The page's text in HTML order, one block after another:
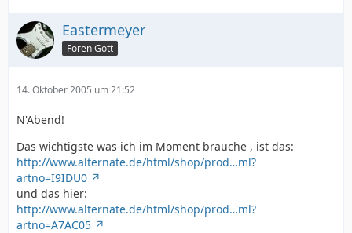
Eastermeyer
Foren Gott
14. Oktober 2005 um 21:52
N'Abend!
Das wichtigste was ich im Moment brauche , ist das:
http://www.alternate.de/html/shop/prod…ml?
artno=I9IDU0
und das hier:
http://www.alternate.de/html/shop/prod…ml?
artno=A7AC05